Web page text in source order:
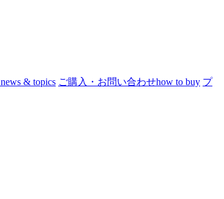
news & topics ご購入・お問い合わせhow to buy プ